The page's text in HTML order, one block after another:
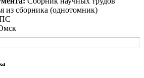
из сборника (однотомник)